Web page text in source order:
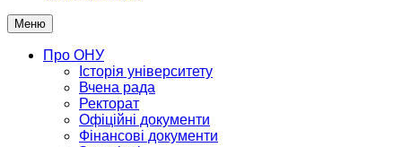
Меню
Про ОНУ
Історія університету
Вчена рада
Ректорат
Офіційні документи
Фінансові документи